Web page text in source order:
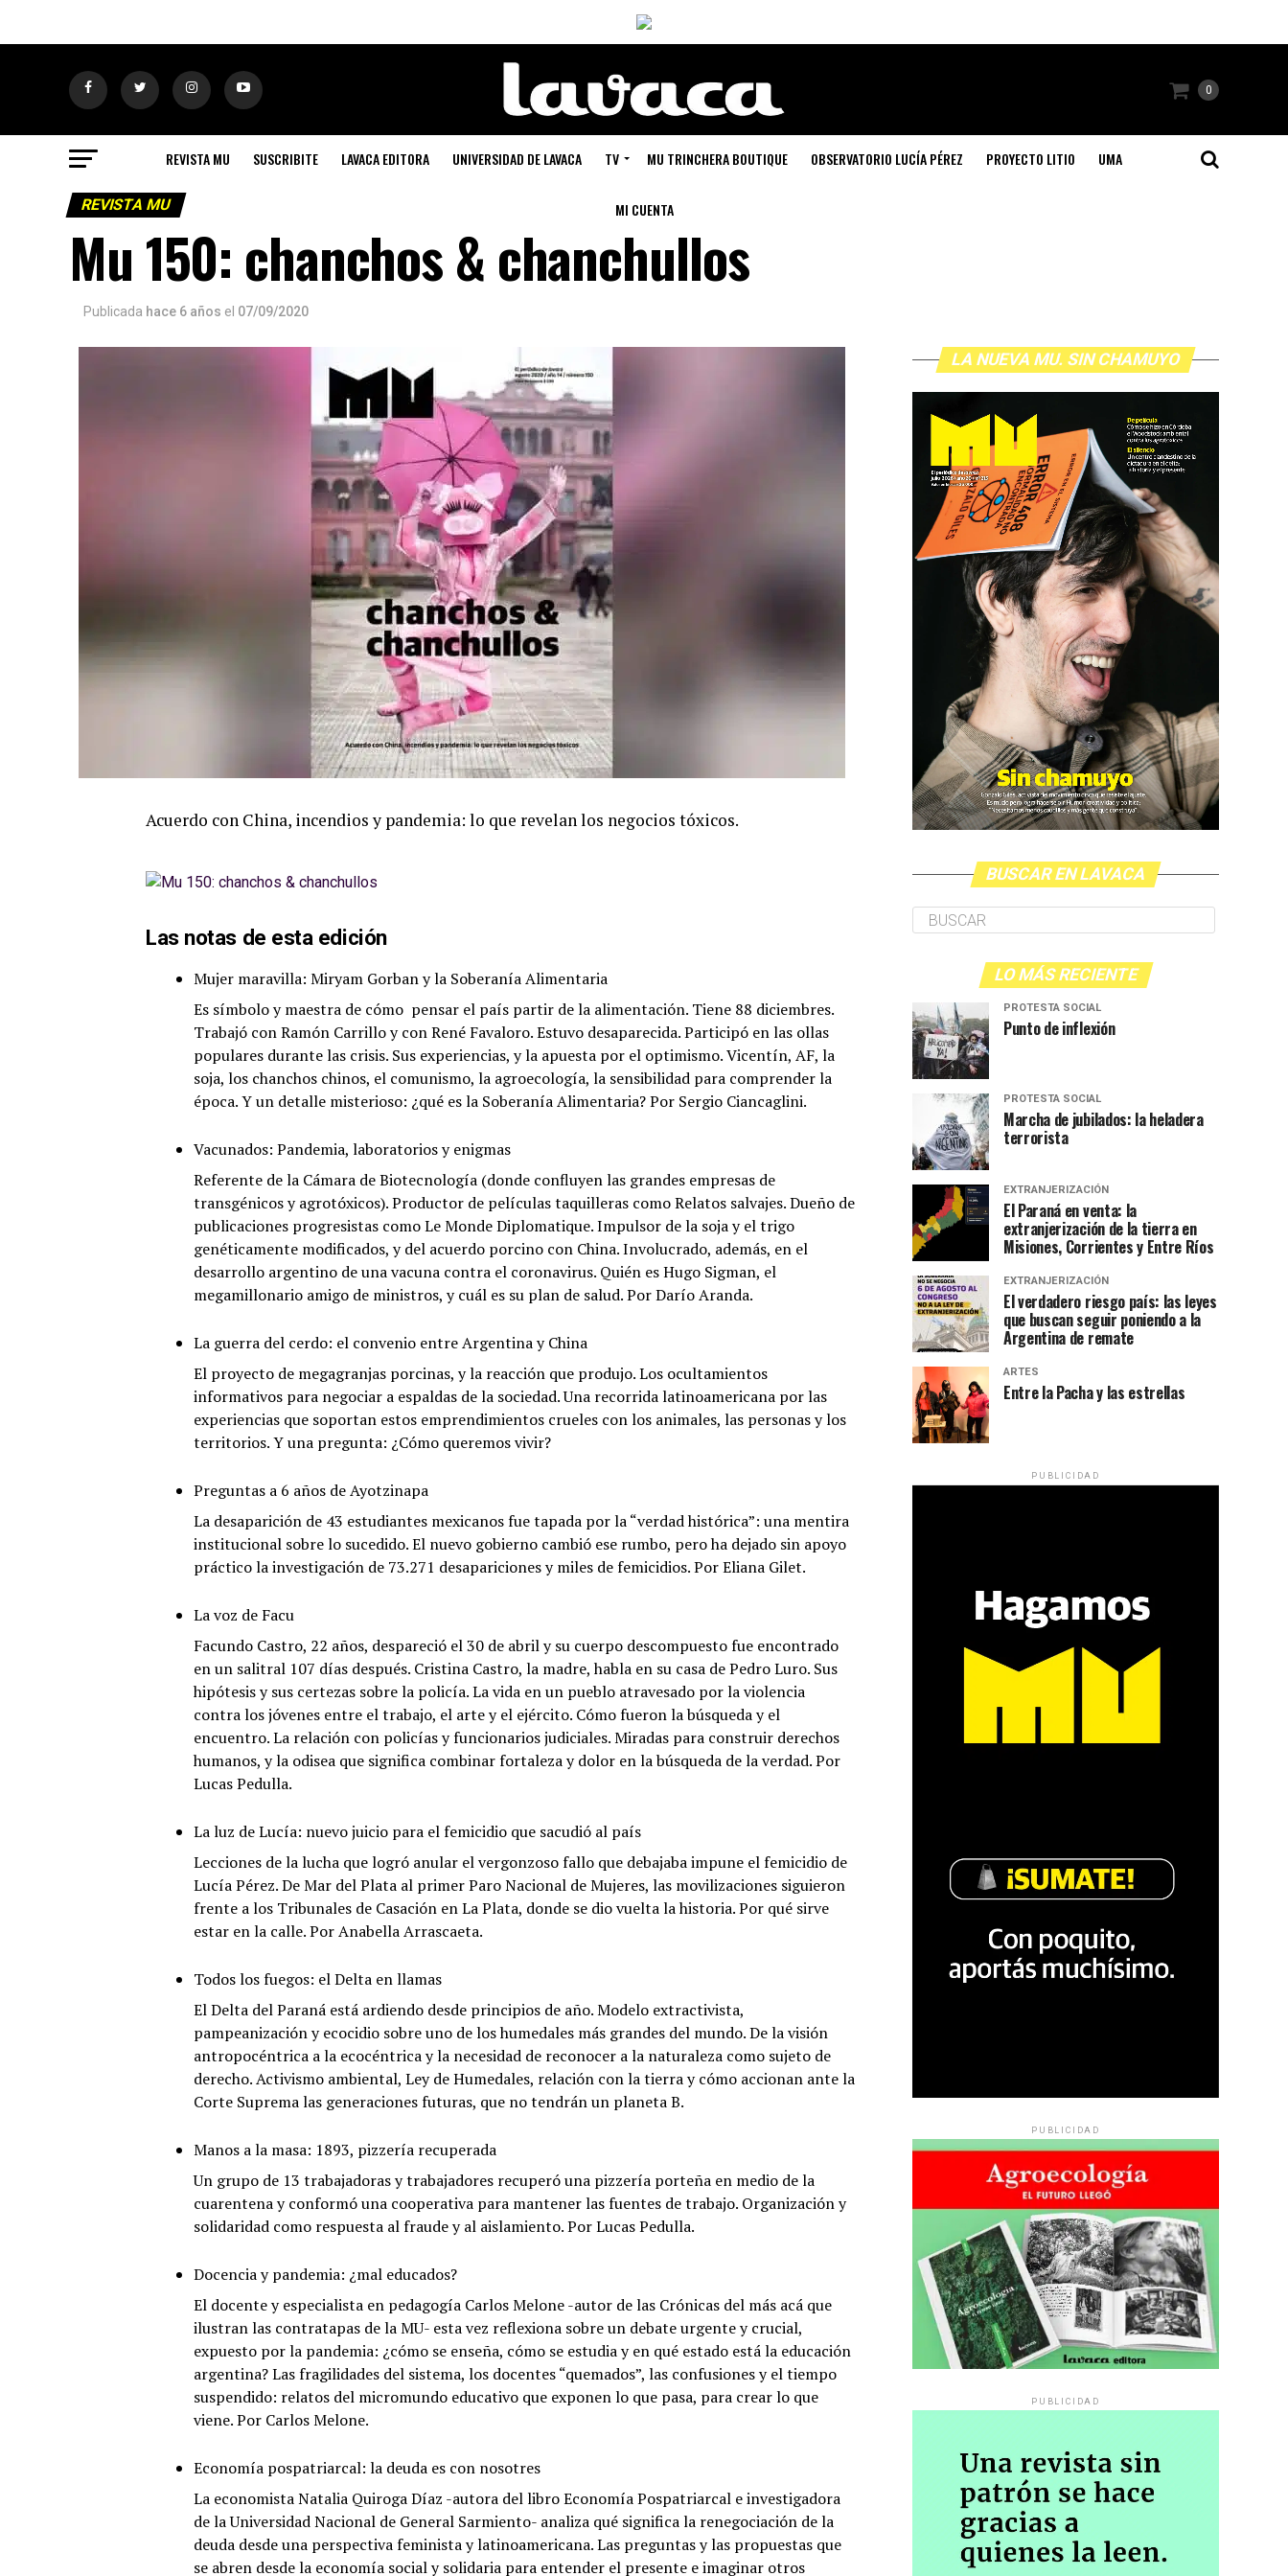
0
REVISTA MU SUSCRIBITE LAVACA EDITORA UNIVERSIDAD DE LAVACA TV MU TRINCHERA BOUTIQUE OBSERVATORIO LUCÍA PÉREZ PROYECTO LITIO UMA
MI CUENTA
REVISTA MU
Mu 150: chanchos & chanchullos
Publicada hace 6 años el 07/09/2020
Acuerdo con China, incendios y pandemia: lo que revelan los negocios tóxicos.
Las notas de esta edición
Mujer maravilla: Miryam Gorban y la Soberanía Alimentaria
Es símbolo y maestra de cómo pensar el país partir de la alimentación. Tiene 88 diciembres.
Trabajó con Ramón Carrillo y con René Favaloro. Estuvo desaparecida. Participó en las ollas
populares durante las crisis. Sus experiencias, y la apuesta por el optimismo. Vicentín, AF, la
soja, los chanchos chinos, el comunismo, la agroecología, la sensibilidad para comprender la
época. Y un detalle misterioso: ¿qué es la Soberanía Alimentaria? Por Sergio Ciancaglini.
Vacunados: Pandemia, laboratorios y enigmas
Referente de la Cámara de Biotecnología (donde confluyen las grandes empresas de
transgénicos y agrotóxicos). Productor de películas taquilleras como Relatos salvajes. Dueño de
publicaciones progresistas como Le Monde Diplomatique. Impulsor de la soja y el trigo
genéticamente modificados, y del acuerdo porcino con China. Involucrado, además, en el
desarrollo argentino de una vacuna contra el coronavirus. Quién es Hugo Sigman, el
megamillonario amigo de ministros, y cuál es su plan de salud. Por Darío Aranda.
La guerra del cerdo: el convenio entre Argentina y China
El proyecto de megagranjas porcinas, y la reacción que produjo. Los ocultamientos
informativos para negociar a espaldas de la sociedad. Una recorrida latinoamericana por las
experiencias que soportan estos emprendimientos crueles con los animales, las personas y los
territorios. Y una pregunta: ¿Cómo queremos vivir?
Preguntas a 6 años de Ayotzinapa
La desaparición de 43 estudiantes mexicanos fue tapada por la “verdad histórica”: una mentira
institucional sobre lo sucedido. El nuevo gobierno cambió ese rumbo, pero ha dejado sin apoyo
práctico la investigación de 73.271 desapariciones y miles de femicidios. Por Eliana Gilet.
La voz de Facu
Facundo Castro, 22 años, despareció el 30 de abril y su cuerpo descompuesto fue encontrado
en un salitral 107 días después. Cristina Castro, la madre, habla en su casa de Pedro Luro. Sus
hipótesis y sus certezas sobre la policía. La vida en un pueblo atravesado por la violencia
contra los jóvenes entre el trabajo, el arte y el ejército. Cómo fueron la búsqueda y el
encuentro. La relación con policías y funcionarios judiciales. Miradas para construir derechos
humanos, y la odisea que significa combinar fortaleza y dolor en la búsqueda de la verdad. Por
Lucas Pedulla.
La luz de Lucía: nuevo juicio para el femicidio que sacudió al país
Lecciones de la lucha que logró anular el vergonzoso fallo que debajaba impune el femicidio de
Lucía Pérez. De Mar del Plata al primer Paro Nacional de Mujeres, las movilizaciones siguieron
frente a los Tribunales de Casación en La Plata, donde se dio vuelta la historia. Por qué sirve
estar en la calle. Por Anabella Arrascaeta.
Todos los fuegos: el Delta en llamas
El Delta del Paraná está ardiendo desde principios de año. Modelo extractivista,
pampeanización y ecocidio sobre uno de los humedales más grandes del mundo. De la visión
antropocéntrica a la ecocéntrica y la necesidad de reconocer a la naturaleza como sujeto de
derecho. Activismo ambiental, Ley de Humedales, relación con la tierra y cómo accionan ante la
Corte Suprema las generaciones futuras, que no tendrán un planeta B.
Manos a la masa: 1893, pizzería recuperada
Un grupo de 13 trabajadoras y trabajadores recuperó una pizzería porteña en medio de la
cuarentena y conformó una cooperativa para mantener las fuentes de trabajo. Organización y
solidaridad como respuesta al fraude y al aislamiento. Por Lucas Pedulla.
Docencia y pandemia: ¿mal educados?
El docente y especialista en pedagogía Carlos Melone -autor de las Crónicas del más acá que
ilustran las contratapas de la MU- esta vez reflexiona sobre un debate urgente y crucial,
expuesto por la pandemia: ¿cómo se enseña, cómo se estudia y en qué estado está la educación
argentina? Las fragilidades del sistema, los docentes “quemados”, las confusiones y el tiempo
suspendido: relatos del micromundo educativo que exponen lo que pasa, para crear lo que
viene. Por Carlos Melone.
Economía pospatriarcal: la deuda es con nosotres
La economista Natalia Quiroga Díaz -autora del libro Economía Pospatriarcal e investigadora
de la Universidad Nacional de General Sarmiento- analiza qué significa la renegociación de la
deuda desde una perspectiva feminista y latinoamericana. Las preguntas y las propuestas que
se abren desde la economía social y solidaria para entender el presente e imaginar otros
LA NUEVA MU. SIN CHAMUYO
BUSCAR EN LAVACA
LO MÁS RECIENTE
PROTESTA SOCIAL
Punto de inflexión
PROTESTA SOCIAL
Marcha de jubilados: la heladera
terrorista
EXTRANJERIZACIÓN
El Paraná en venta: la
extranjerización de la tierra en
Misiones, Corrientes y Entre Ríos
EXTRANJERIZACIÓN
El verdadero riesgo país: las leyes
que buscan seguir poniendo a la
Argentina de remate
ARTES
Entre la Pacha y las estrellas
PUBLICIDAD
PUBLICIDAD
PUBLICIDAD